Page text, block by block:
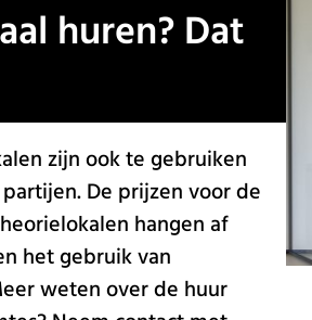
huren? Dat
zijn ook te gebruiken
De prijzen voor de
hangen af
het gebruik van
weten over de huur